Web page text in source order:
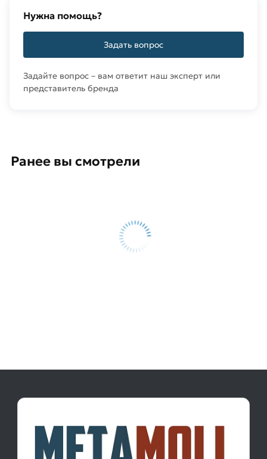
Нужна помощь?
Задать вопрос
Задайте вопрос – вам ответит наш эксперт или
представитель бренда
Ранее вы смотрели